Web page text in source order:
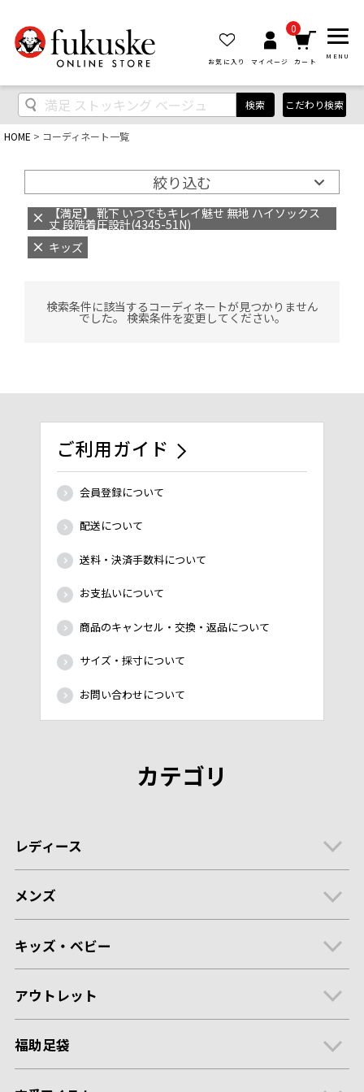
お気に入り マイページ
0
カート
MENU
検索 こだわり検索
HOME コーディネート一覧
絞り込む
【満足】 靴下 いつでもキレイ魅せ 無地 ハイソックス
丈 段階着圧設計(4345-51N)
キッズ
検索条件に該当するコーディネートが見つかりません
でした。 検索条件を変更してください。
ご利用ガイド
会員登録について
配送について
送料・決済手数料について
お支払いについて
商品のキャンセル・交換・返品について
サイズ・採寸について
お問い合わせについて
カテゴリ
レディース
メンズ
キッズ・ベビー
アウトレット
福助足袋